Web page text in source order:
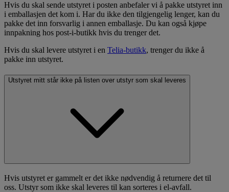
Hvis du skal sende utstyret i posten anbefaler vi å pakke utstyret inn
i emballasjen det kom i. Har du ikke den tilgjengelig lenger, kan du
pakke det inn forsvarlig i annen emballasje. Du kan også kjøpe
innpakning hos post-i-butikk hvis du trenger det.
Hvis du skal levere utstyret i en Telia-butikk, trenger du ikke å
pakke inn utstyret.
Utstyret mitt står ikke på listen over utstyr som skal leveres
Hvis utstyret er gammelt er det ikke nødvendig å returnere det til
oss. Utstyr som ikke skal leveres til kan sorteres i el-avfall.